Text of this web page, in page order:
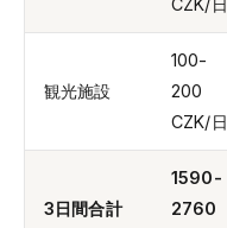
CZK/日
観光施設
100-
200
CZK/日
3日間合計
1590-
2760